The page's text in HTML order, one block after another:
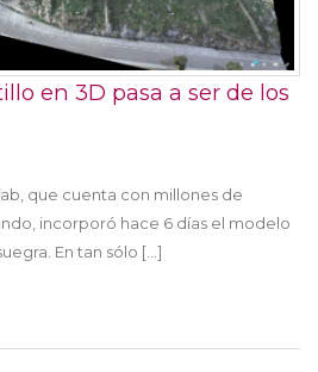
en 3D pasa a ser de los
que cuenta con millones de
incorporó hace 6 días el modelo
En tan sólo [...]